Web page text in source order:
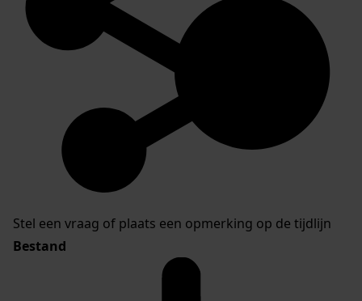
Stel een vraag of plaats een opmerking op de tijdlijn
Bestand